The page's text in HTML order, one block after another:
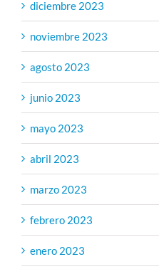
diciembre 2023
noviembre 2023
agosto 2023
junio 2023
mayo 2023
abril 2023
marzo 2023
febrero 2023
enero 2023